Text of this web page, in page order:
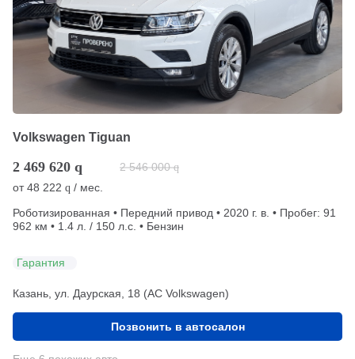
Volkswagen Tiguan
2 469 620 q 2 546 000 q
от48 222 q / мес.
Роботизированная • Передний привод • 2020 г. в. • Пробег: 91
962 км • 1.4 л. / 150 л.с. • Бензин
Гарантия
Казань, ул. Даурская, 18 (АС Volkswagen)
Позвонить в автосалон